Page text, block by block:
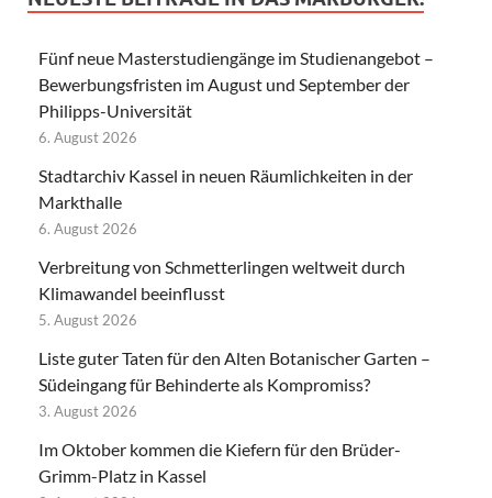
Fünf neue Masterstudiengänge im Studienangebot –
Bewerbungsfristen im August und September der
Philipps-Universität
6. August 2026
Stadtarchiv Kassel in neuen Räumlichkeiten in der
Markthalle
6. August 2026
Verbreitung von Schmetterlingen weltweit durch
Klimawandel beeinflusst
5. August 2026
Liste guter Taten für den Alten Botanischer Garten –
Südeingang für Behinderte als Kompromiss?
3. August 2026
Im Oktober kommen die Kiefern für den Brüder-
Grimm-Platz in Kassel